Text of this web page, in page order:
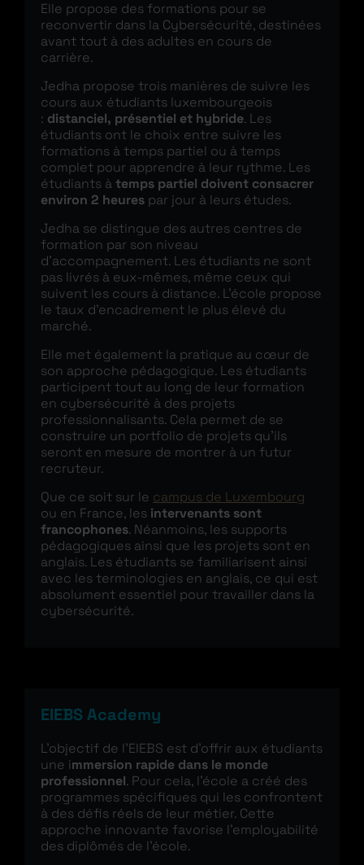
Elle propose des formations pour se
reconvertir dans la Cybersécurité, destinées
avant tout à des adultes en cours de
carrière.
Jedha propose trois manières de suivre les
cours aux étudiants luxembourgeois
: distanciel, présentiel et hybride. Les
étudiants ont le choix entre suivre les
formations à temps partiel ou à temps
complet pour apprendre à leur rythme. Les
étudiants àtemps partiel doivent consacrer
environ 2 heures par jour à leurs études.
Jedha se distingue des autres centres de
formation par son niveau
d’accompagnement. Les étudiants ne sont
pas livrés à eux-mêmes, même ceux qui
suivent les cours à distance. L’école propose
le taux d’encadrement le plus élevé du
marché.
Elle met également la pratique au cœur de
son approche pédagogique. Les étudiants
participent tout au long de leur formation
en cybersécurité à des projets
professionnalisants. Cela permet de se
construire un portfolio de projets qu’ils
seront en mesure de montrer à un futur
recruteur.
Que ce soit sur le campus de Luxembourg
ou en France, les intervenants sont
francophones. Néanmoins, les supports
pédagogiques ainsi que les projets sont en
anglais. Les étudiants se familiarisent ainsi
avec les terminologies en anglais, ce qui est
absolument essentiel pour travailler dans la
cybersécurité.
EIEBS Academy
L’objectif de l’EIEBS est d’offrir aux étudiants
une immersion rapide dans le monde
professionnel. Pour cela, l’école a créé des
programmes spécifiques qui les confrontent
à des défis réels de leur métier. Cette
approche innovante favorise l’employabilité
des diplômés de l’école.